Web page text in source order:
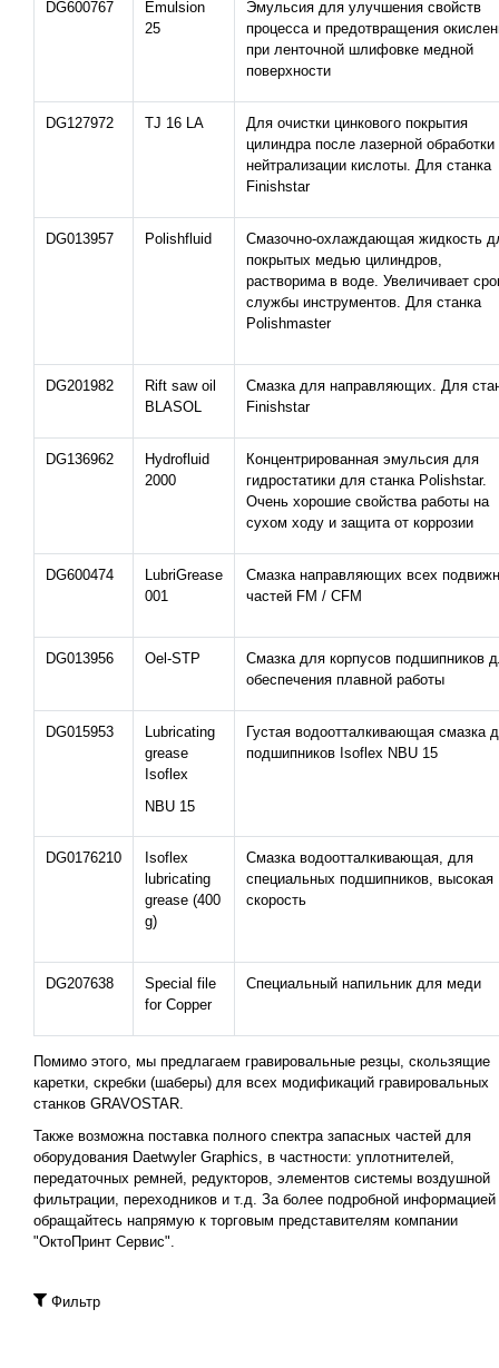
DG600767
Emulsion
25
Эмульсия для улучшения свойств
процесса и предотвращения
при ленточной шлифовке медной
поверхности
DG127972 TJ 16 LA
Для очистки цинкового покрытия
цилиндра после лазерной обработки
нейтрализации кислоты. Для станка
Finishstar
DG013957 Polishfluid
Смазочно-охлаждающая жидкость
покрытых медью цилиндров,
растворима в воде. Увеличивает
службы инструментов. Для станка
Polishmaster
DG201982
Rift saw oil
BLASOL
Смазка для направляющих. Для
Finishstar
DG136962
Hydrofluid
2000
Концентрированная эмульсия для
гидростатики для станка Polishstar.
Очень хорошие свойства работы на
сухом ходу и защита от коррозии
DG600474
LubriGrease
001
Смазка направляющих всех
частей FM / CFM
DG013956 Oel-STP
Смазка для корпусов подшипников
обеспечения плавной работы
DG015953
Lubricating
grease
Isoflex
NBU 15
Густая водоотталкивающая смазка
подшипников Isoflex NBU 15
DG0176210
Isoflex
lubricating
grease (400
g)
Смазка водоотталкивающая, для
специальных подшипников, высокая
скорость
DG207638
Special file
for Copper
Специальный напильник для меди
Помимо этого, мы предлагаем гравировальные резцы, скользящие
каретки, скребки (шаберы) для всех модификаций гравировальных
станков GRAVOSTAR.
Также возможна поставка полного спектра запасных частей для
оборудования Daetwyler Graphics, в частности: уплотнителей,
передаточных ремней, редукторов, элементов системы воздушной
фильтрации, переходников и т.д. За более подробной информацией
обращайтесь напрямую к торговым представителям компании
"ОктоПринт Сервис".
Фильтр